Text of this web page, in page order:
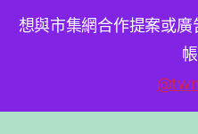
想與市集網合作提案或